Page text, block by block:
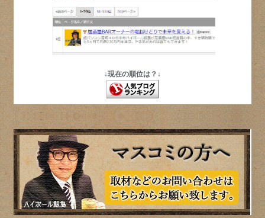
↓現在の順位は？↓